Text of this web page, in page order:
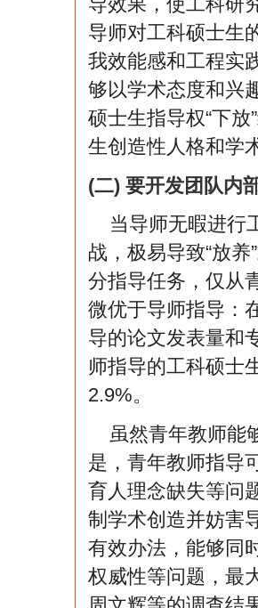
导师对工科硕士生
我效能感和工程实
够以学术态度和兴
硕士生指导权“下
生创造性人格和学
(二) 要开发团队内
当导师无暇进行
战，极易导致“放
分指导任务，仅从
微优于导师指导：
导的论文发表量和
师指导的工科硕士
2.9%。
虽然青年教师能
是，青年教师指导
育人理念缺失等问
制学术创造并妨害
有效办法，能够同
权威性等问题，最